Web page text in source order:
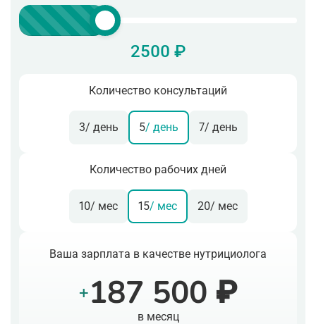
2500 ₽
Количество консультаций
3/ день 5/ день 7/ день
Количество рабочих дней
10/ мес 15/ мес 20/ мес
Ваша зарплата в качестве нутрициолога
+187 500 ₽
в месяц